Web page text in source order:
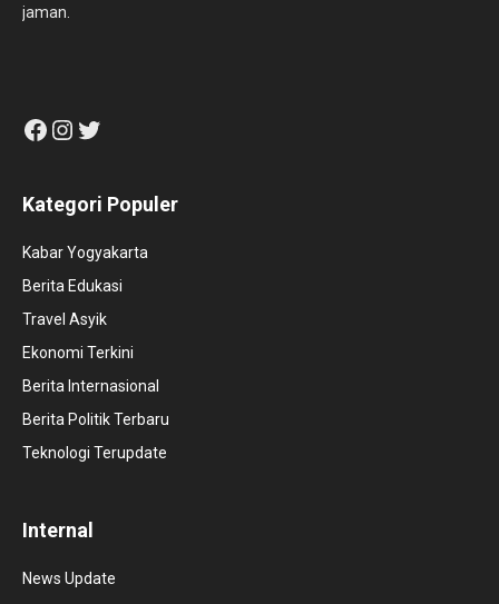
jaman.
Facebook
Instagram
Twitter
Kategori Populer
Kabar Yogyakarta
Berita Edukasi
Travel Asyik
Ekonomi Terkini
Berita Internasional
Berita Politik Terbaru
Teknologi Terupdate
Internal
News Update